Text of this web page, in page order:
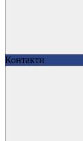
Контакти